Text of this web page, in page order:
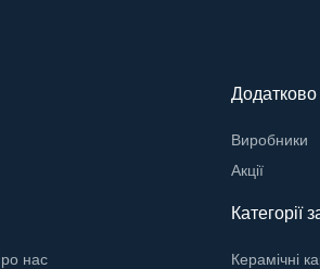
Додатково
Виробники
Акції
нас
Категорії
Керамічні